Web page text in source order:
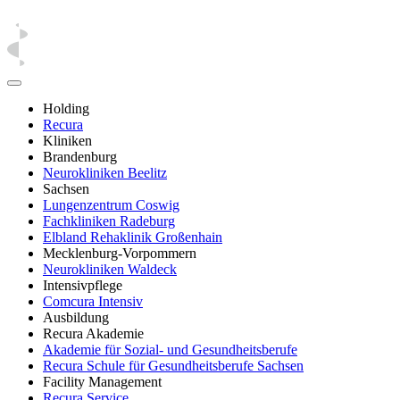
Holding
Recura
Kliniken
Brandenburg
Neurokliniken Beelitz
Sachsen
Lungenzentrum Coswig
Fachkliniken Radeburg
Elbland Rehaklinik Großenhain
Mecklenburg-Vorpommern
Neurokliniken Waldeck
Intensivpflege
Comcura Intensiv
Ausbildung
Recura Akademie
Akademie für Sozial- und Gesundheitsberufe
Recura Schule für Gesundheitsberufe Sachsen
Facility Management